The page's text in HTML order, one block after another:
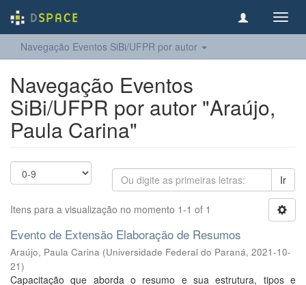
Navegação Eventos SiBi/UFPR por autor
Navegação Eventos
SiBi/UFPR por autor "Araújo,
Paula Carina"
Ir
Itens para a visualização no momento 1-1 of 1
Evento de Extensão Elaboração de Resumos
Araújo, Paula Carina (Universidade Federal do Paraná, 2021-10-
21)
Capacitação que aborda o resumo e sua estrutura, tipos e